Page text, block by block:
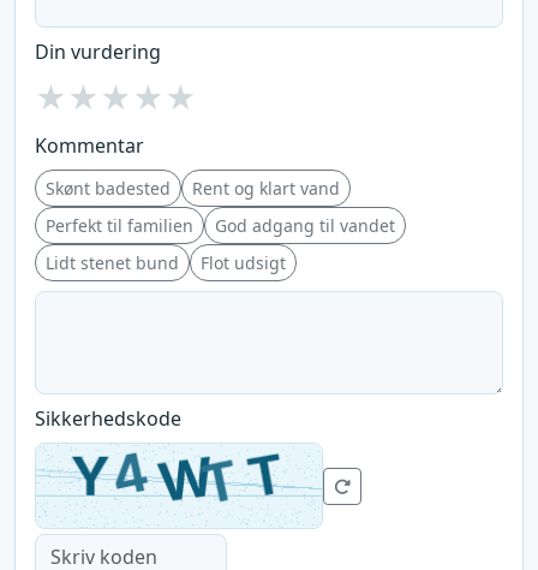
Din vurdering
★★★★★
Kommentar
Skønt badested
Rent og klart vand
Perfekt til familien
God adgang til vandet
Lidt stenet bund
Flot udsigt
Sikkerhedskode